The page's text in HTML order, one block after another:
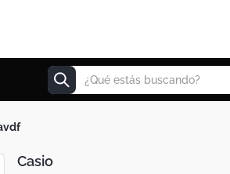
¿Qué estás buscando?
Casio